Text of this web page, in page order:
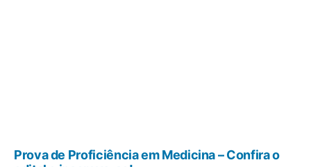
Prova de Proficiência em Medicina – Confira o